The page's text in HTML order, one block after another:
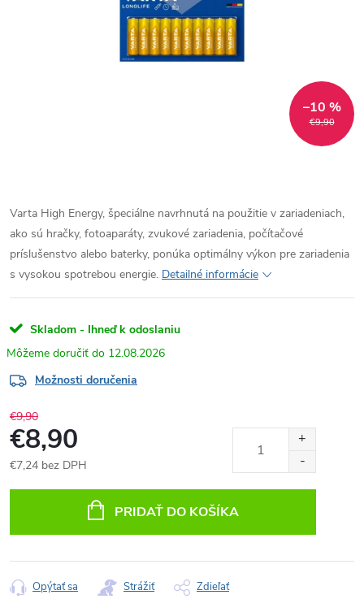
€9,90
–10 %
Varta High Energy, špeciálne navrhnutá na použitie v zariadeniach,
ako sú hračky, fotoaparáty, zvukové zariadenia, počítačové
príslušenstvo alebo baterky, ponúka optimálny výkon pre zariadenia
s vysokou spotrebou energie. Detailné informácie
Skladom - Ihneď k odoslaniu
12.08.2026
Možnosti doručenia
€9,90
€8,90
€7,24 bez DPH
PRIDAŤ DO KOŠÍKA
Opýtať sa Strážiť Zdieľať